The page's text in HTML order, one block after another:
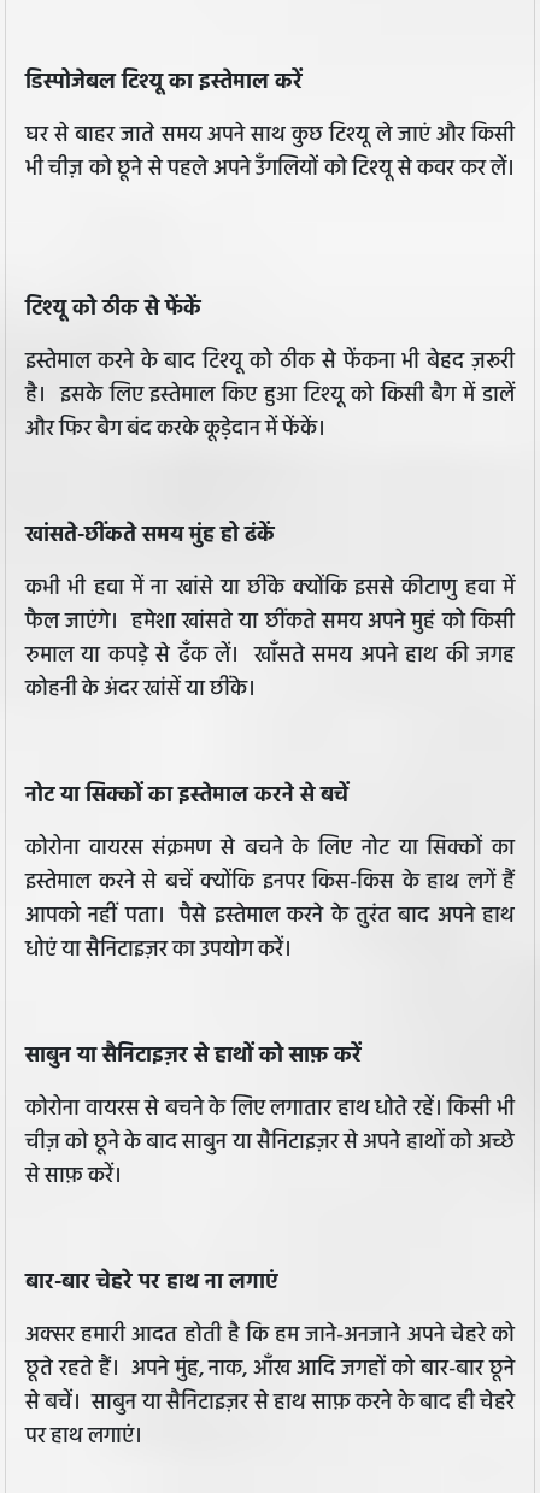
डिस्पोजेबल टिश्यू का इस्तेमाल करें
घर से बाहर जाते समय अपने साथ कुछ टिश्यू ले जाएं और किसी
भी चीज़ को छूने से पहले अपने उँगलियों को टिश्यू से कवर कर लें।
टिश्यू को ठीक से फेंकें
इस्तेमाल करने के बाद टिश्यू को ठीक से फेंकना भी बेहद ज़रूरी
है। इसके लिए इस्तेमाल किए हुआ टिश्यू को किसी बैग में डालें
और फिर बैग बंद करके कूड़ेदान में फेंकें।
खांसते-छींकते समय मुंह हो ढंकें
कभी भी हवा में ना खांसे या छींके क्योंकि इससे कीटाणु हवा में
फैल जाएंगे। हमेशा खांसते या छींकते समय अपने मुहं को किसी
रुमाल या कपड़े से ढँक लें। खाँसते समय अपने हाथ की जगह
कोहनी के अंदर खांसें या छींके।
नोट या सिक्कों का इस्तेमाल करने से बचें
कोरोना वायरस संक्रमण से बचने के लिए नोट या सिक्कों का
इस्तेमाल करने से बचें क्योंकि इनपर किस-किस के हाथ लगें हैं
आपको नहीं पता। पैसे इस्तेमाल करने के तुरंत बाद अपने हाथ
धोएं या सैनिटाइज़र का उपयोग करें।
साबुन या सैनिटाइज़र से हाथों को साफ़ करें
कोरोना वायरस से बचने के लिए लगातार हाथ धोते रहें। किसी भी
चीज़ को छूने के बाद साबुन या सैनिटाइज़र से अपने हाथों को अच्छे
से साफ़ करें।
बार-बार चेहरे पर हाथ ना लगाएं
अक्सर हमारी आदत होती है कि हम जाने-अनजाने अपने चेहरे को
छूते रहते हैं। अपने मुंह, नाक, आँख आदि जगहों को बार-बार छूने
से बचें। साबुन या सैनिटाइज़र से हाथ साफ़ करने के बाद ही चेहरे
पर हाथ लगाएं।